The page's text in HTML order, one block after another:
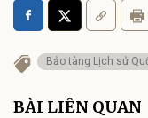
Bảo tàng Lịch sử
BÀI LIÊN QUAN